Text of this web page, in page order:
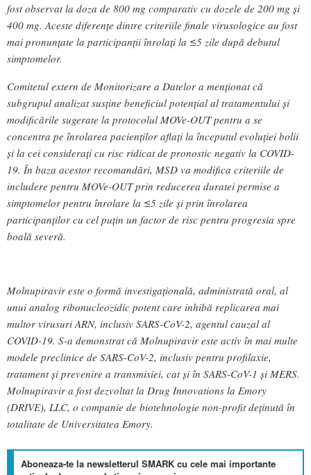
fost observat la doza de 800 mg comparativ cu dozele de 200 mg și
400 mg. Aceste diferențe dintre criteriile finale virusologice au fost
mai pronunțate la participanții înrolați la ≤5 zile după debutul
simptomelor.
Comitetul extern de Monitorizare a Datelor a menționat că
subgrupul analizat susține beneficiul potențial al tratamentului și
modificările sugerate la protocolul MOVe-OUT pentru a se
concentra pe înrolarea pacienților aflați la începutul evoluției bolii
și la cei considerați cu risc ridicat de pronostic negativ la COVID-
19. În baza acestor recomandări, MSD va modifica criteriile de
includere pentru MOVe-OUT prin reducerea duratei permise a
simptomelor pentru înrolare la ≤5 zile și prin înrolarea
participanților cu cel puțin un factor de risc pentru progresia spre
boală severă.
Molnupiravir este o formă investigațională, administrată oral, al
unui analog ribonucleozidic potent care inhibă replicarea mai
multor virusuri ARN, inclusiv SARS-CoV-2, agentul cauzal al
COVID-19. S-a demonstrat că Molnupiravir este activ în mai multe
modele preclinice de SARS-CoV-2, inclusiv pentru profilaxie,
tratament și prevenire a transmisiei, cat și în SARS-CoV-1 și MERS.
Molnupiravir a fost dezvoltat la Drug Innovations la Emory
(DRIVE), LLC, o companie de biotehnologie non-profit deținută în
totalitate de Universitatea Emory.
Aboneaza-te la newsletterul SMARK cu cele mai importante